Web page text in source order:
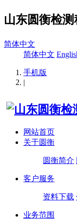
山东圆衡检
简体中文
简体中文
手机版
|
网站首页
关于圆衡
圆衡简介
客户服务
资料下载
业务范围